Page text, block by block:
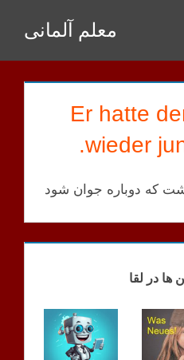
Inhalt
springen
معلم آلمانی
Er hatte
wieder
ها در لقا